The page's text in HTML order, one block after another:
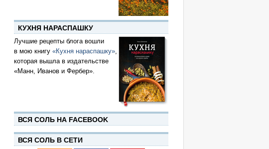
КУХНЯ НАРАСПАШКУ
Лучшие рецепты блога вошли
в мою книгу «Кухня нараспашку»,
которая вышла в издательстве
«Манн, Иванов и Фербер».
ВСЯ СОЛЬ НА FACEBOOK
ВСЯ СОЛЬ В СЕТИ